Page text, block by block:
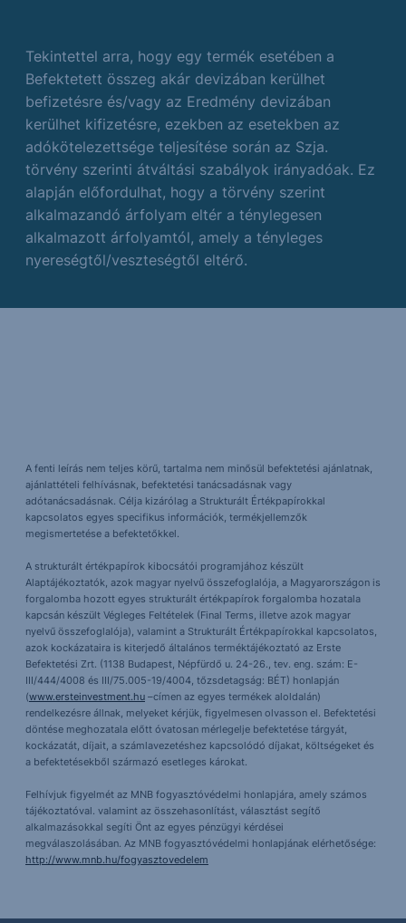
Tekintettel arra, hogy egy termék esetében a
Befektetett összeg akár devizában kerülhet
befizetésre és/vagy az Eredmény devizában
kerülhet kifizetésre, ezekben az esetekben az
adókötelezettsége teljesítése során az Szja.
törvény szerinti átváltási szabályok irányadóak. Ez
alapján előfordulhat, hogy a törvény szerint
alkalmazandó árfolyam eltér a ténylegesen
alkalmazott árfolyamtól, amely a tényleges
nyereségtől/veszteségtől eltérő.
A fenti leírás nem teljes körű, tartalma nem minősül befektetési ajánlatnak,
ajánlattételi felhívásnak, befektetési tanácsadásnak vagy
adótanácsadásnak. Célja kizárólag a Strukturált Értékpapírokkal
kapcsolatos egyes specifikus információk, termékjellemzők
megismertetése a befektetőkkel.
A strukturált értékpapírok kibocsátói programjához készült
Alaptájékoztatók, azok magyar nyelvű összefoglalója, a Magyarországon is
forgalomba hozott egyes strukturált értékpapírok forgalomba hozatala
kapcsán készült Végleges Feltételek (Final Terms, illetve azok magyar
nyelvű összefoglalója), valamint a Strukturált Értékpapírokkal kapcsolatos,
azok kockázataira is kiterjedő általános terméktájékoztató az Erste
Befektetési Zrt. (1138 Budapest, Népfürdő u. 24-26., tev. eng. szám: E-
III/444/4008 és III/75.005-19/4004, tőzsdetagság: BÉT) honlapján
(www.ersteinvestment.hu –címen az egyes termékek aloldalán)
rendelkezésre állnak, melyeket kérjük, figyelmesen olvasson el. Befektetési
döntése meghozatala előtt óvatosan mérlegelje befektetése tárgyát,
kockázatát, díjait, a számlavezetéshez kapcsolódó díjakat, költségeket és
a befektetésekből származó esetleges károkat.
Felhívjuk figyelmét az MNB fogyasztóvédelmi honlapjára, amely számos
tájékoztatóval. valamint az összehasonlítást, választást segítő
alkalmazásokkal segíti Önt az egyes pénzügyi kérdései
megválaszolásában. Az MNB fogyasztóvédelmi honlapjának elérhetősége:
http://www.mnb.hu/fogyasztovedelem